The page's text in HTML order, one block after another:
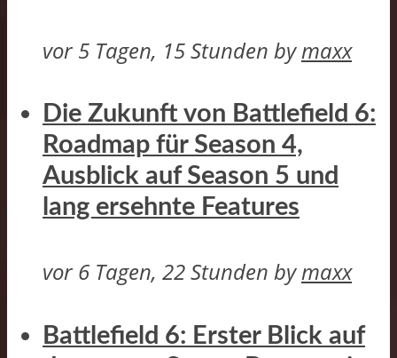
vor 5 Tagen, 15 Stunden bymaxx
Die Zukunft von Battlefield 6:
Roadmap für Season 4,
Ausblick auf Season 5 und
lang ersehnte Features
vor 6 Tagen, 22 Stunden bymaxx
Battlefield 6: Erster Blick auf